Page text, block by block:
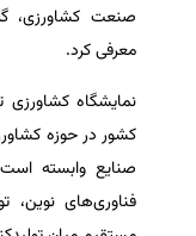
صنعت کشاورزی،
معرفی کرد.
نمایشگاه
کشور در حوزه
صنایع وابسته
فناوری‌های نوین،